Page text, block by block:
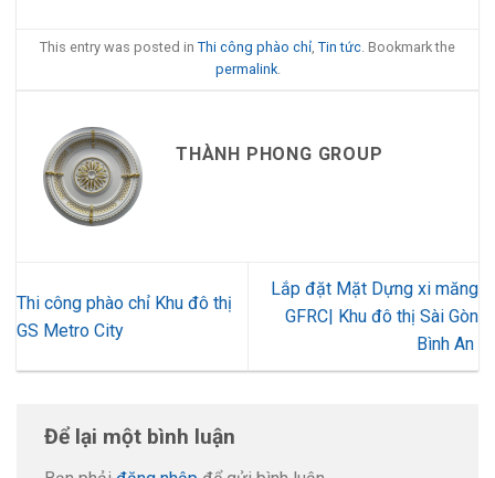
This entry was posted in Thi công phào chỉ, Tin tức. Bookmark the
permalink.
THÀNH PHONG GROUP
Thi công phào chỉ Khu đô thị
GS Metro City
Lắp đặt Mặt Dựng xi măng
GFRC| Khu đô thị Sài Gòn
Bình An
Để lại một bình luận